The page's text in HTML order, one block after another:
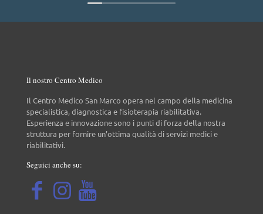
Il nostro Centro Medico
Il Centro Medico San Marco opera nel campo della medicina
specialistica, diagnostica e fisioterapia riabilitativa.
Esperienza e innovazione sono i punti di forza della nostra
struttura per fornire un’ottima qualità di servizi medici e
riabilitativi.
Seguici anche su: